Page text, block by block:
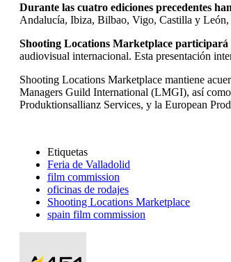
Durante las cuatro ediciones precedentes
Andalucía, Ibiza, Bilbao, Vigo, Castilla y
Shooting Locations Marketplace participará
audiovisual internacional. Esta presentación
Shooting Locations Marketplace mantiene
Managers Guild International (LMGI), así
Produktionsallianz Services, y la European
Etiquetas
Feria de Valladolid
film commission
oficinas de rodajes
Shooting Locations Marketplace
spain film commission